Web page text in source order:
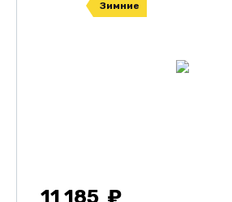
Зимние
11 185